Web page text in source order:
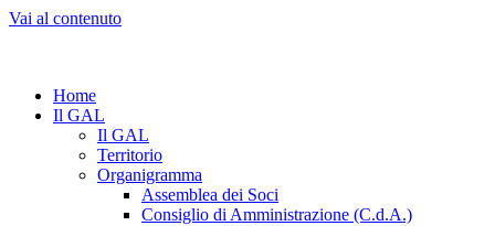
Vai al contenuto
Home
Il GAL
Il GAL
Territorio
Organigramma
Assemblea dei Soci
Consiglio di Amministrazione (C.d.A.)